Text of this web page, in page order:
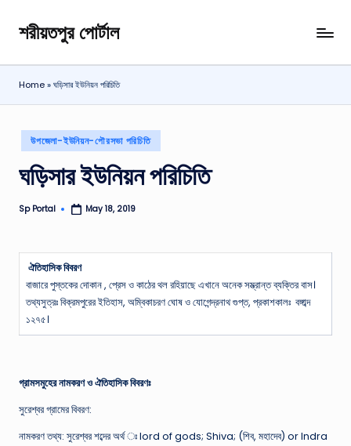
Skip
content
শরীয়তপুর পোর্টাল
শরীয়তপুর
জেলা
বিষয়ক
পোর্টাল
Home»ঘড়িসার ইউনিয়ন পরিচিতি
Posted
in
উপজেলা-ইউনিয়ন-পৌরসভা পরিচিতি
ঘড়িসার ইউনিয়ন পরিচিতি
Posted
Sp Portal May 18, 2019
ঐতিহাসিক বিবরণ
বাজারে পুস্তকের দোকান , প্রেস ও কাঠের থল রহিয়াছে এখানে অনেক সম্ভ্রান্ত ব্যক্তির বাস।
তথ্যসুত্রঃ বিক্রমপুরের ইতিহাস, অম্বিকাচরণ ঘোষ ও যোগেন্দ্রনাথ গুপ্ত, প্রকাশকালঃ বঙ্গাব্দ
১২৭৫।
গ্রামসমুহের নামকরণ ও ঐতিহাসিক বিবরণঃ
সুরেশ্বর গ্রামের বিবরণ:
নামকরণ তথ্য: সুরেশ্বর শব্দের অর্থ ঃ lord of gods; Shiva; (শিব, মহাদেব) or Indra